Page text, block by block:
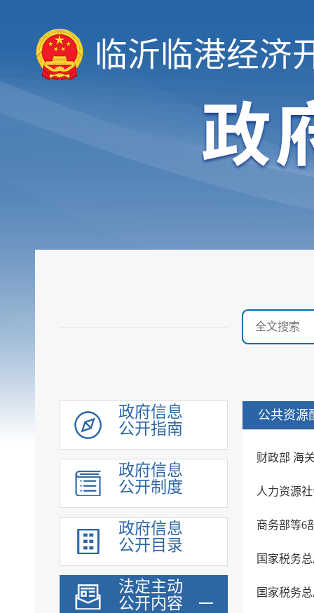
临沂临港经济
政府信息
公开指南
政府信息
公开制度
政府信息
公开目录
法定主动
公开内容
履职依据
规划计划
财政预算决算
政府集中采购
重大建设项目
安全生产领域信息
公共资源
财政部 海
商务部等6
国家税务